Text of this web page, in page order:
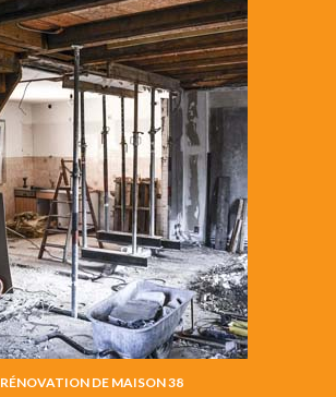
RÉNOVATION DE MAISON 38